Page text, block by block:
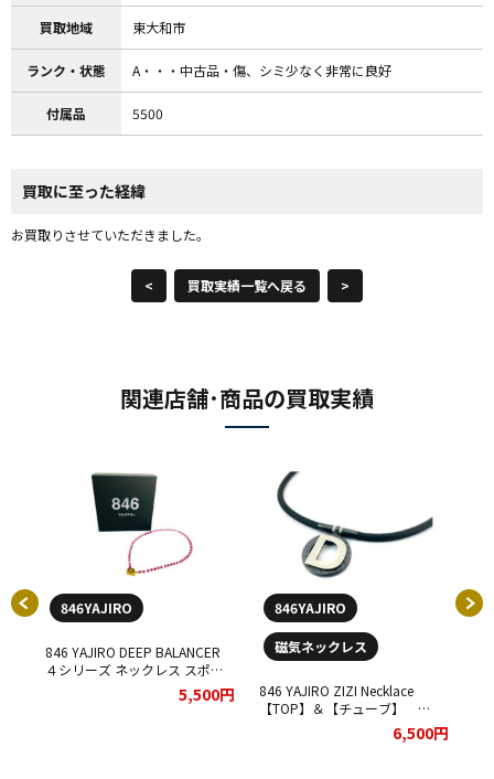
買取地域 東大和市
ランク・状態 A・・・中古品・傷、シミ少なく非常に良好
付属品 5500
買取に至った経緯
お買取りさせていただきました。
< 買取実績一覧へ戻る >
関連店舗･商品の買取実績
846YAJIRO
846 YAJIRO DEEP BALANCER
４シリーズ ネックレス スポー
TITA22【PINK】50cm Lサイズ
5,500円
846YAJIRO
磁気ネックレス
846 YAJIRO ZIZI Necklace
【TOP】＆【チューブ】
DEEP BALANCER 【イニシャル
D】 【チューブサイズ 46cm】
6,500円